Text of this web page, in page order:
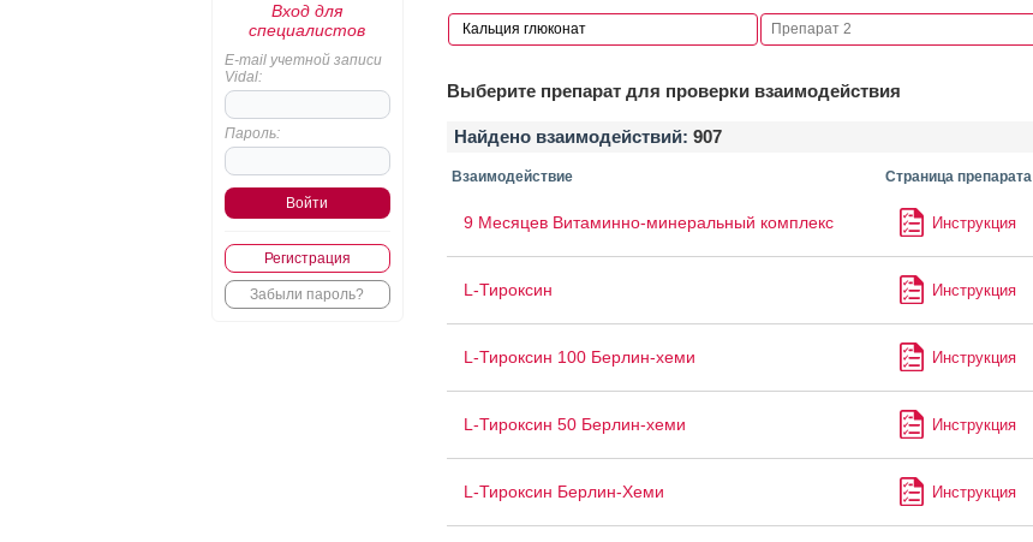
Вход для
специалистов
E-mail учетной записи
Vidal:
Пароль:
Регистрация
Забыли пароль?
Выберите препарат для проверки взаимодействия
Найдено взаимодействий: 907
Взаимодействие Страница препарата
9 Месяцев Витаминно-минеральный комплекс Инструкция
L-Тироксин Инструкция
L-Тироксин 100 Берлин-хеми Инструкция
L-Тироксин 50 Берлин-хеми Инструкция
L-Тироксин Берлин-Хеми Инструкция